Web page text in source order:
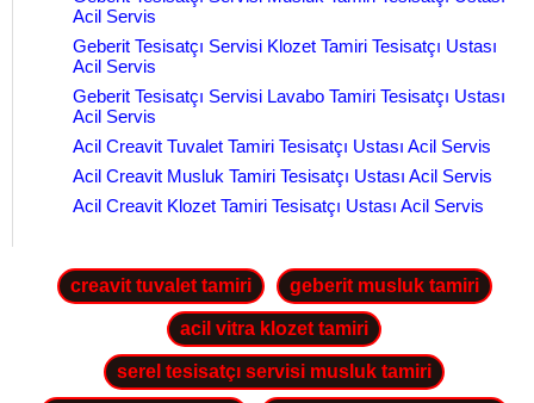
Acil Servis
Geberit Tesisatçı Servisi Klozet Tamiri Tesisatçı Ustası
Acil Servis
Geberit Tesisatçı Servisi Lavabo Tamiri Tesisatçı Ustası
Acil Servis
Acil Creavit Tuvalet Tamiri Tesisatçı Ustası Acil Servis
Acil Creavit Musluk Tamiri Tesisatçı Ustası Acil Servis
Acil Creavit Klozet Tamiri Tesisatçı Ustası Acil Servis
creavit tuvalet tamiri geberit musluk tamiri
acil vitra klozet tamiri
serel tesisatçı servisi musluk tamiri